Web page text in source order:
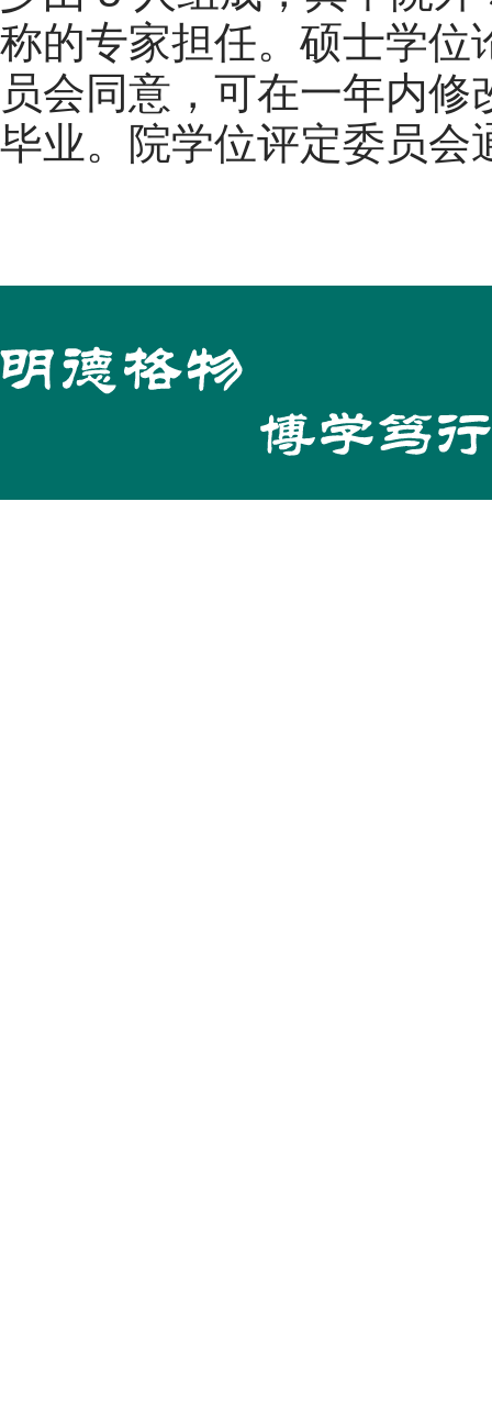
称的专家担任。硕士学位
员会同意，可在一年内
毕业。院学位评定委员会